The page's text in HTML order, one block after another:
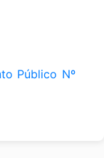
Público Nº